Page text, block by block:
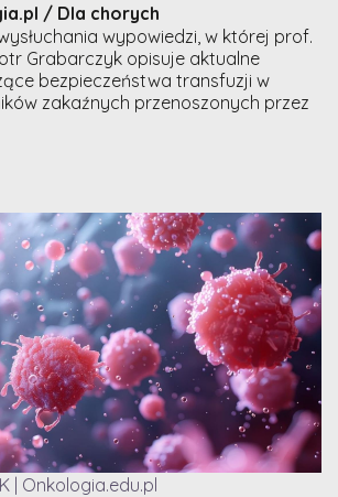
/ Dla chorych
wypowiedzi, w której prof.
Grabarczyk opisuje aktualne
bezpieczeństwa transfuzji w
zakaźnych przenoszonych przez
| Onkologia.edu.pl